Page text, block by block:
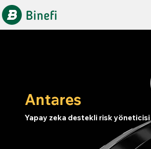
Antares
Yapay zeka destekli risk yöneticisi